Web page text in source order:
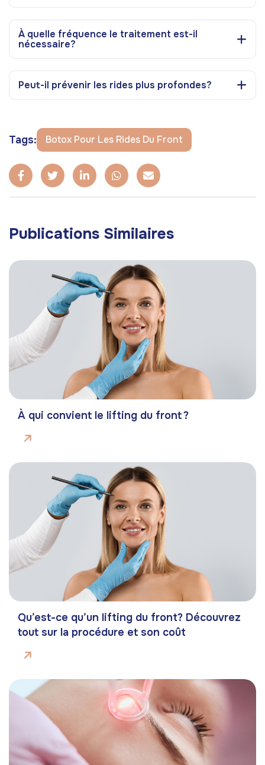
À quelle fréquence le traitement est-il
nécessaire?
Peut-il prévenir les rides plus profondes?
Tags: Botox Pour Les Rides Du Front
Publications Similaires
À qui convient le lifting du front ?
Qu’est-ce qu’un lifting du front? Découvrez
tout sur la procédure et son coût